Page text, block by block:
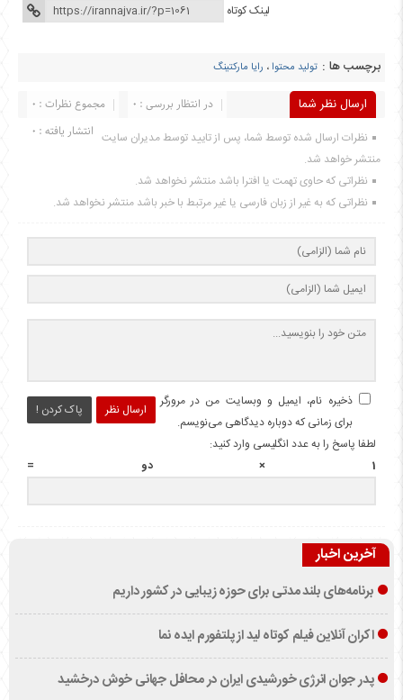
لینک کوتاه
برچسب ها : تولید محتوا ، رایا مارکتینگ
ارسال نظر شما مجموع نظرات : 0
در انتظار بررسی : 0
انتشار یافته : 0 نظرات ارسال شده توسط شما، پس از تایید توسط مدیران سایت
منتشر خواهد شد.
نظراتی که حاوی تهمت یا افترا باشد منتشر نخواهد شد.
نظراتی که به غیر از زبان فارسی یا غیر مرتبط با خبر باشد منتشر نخواهد شد.
ارسال نظر پاک کردن !
ذخیره نام، ایمیل و وبسایت من در مرورگر
برای زمانی که دوباره دیدگاهی می‌نویسم.
لطفا پاسخ را به عدد انگلیسی وارد کنید:
1 × دو =
آخرین اخبار
برنامه‌های بلند مدتی برای حوزه زیبایی در کشور داریم
اکران آنلاین فیلم کوتاه لید از پلتفورم ایده نما
پدر جوان انرژی خورشیدی ایران در محافل جهانی خوش درخشید